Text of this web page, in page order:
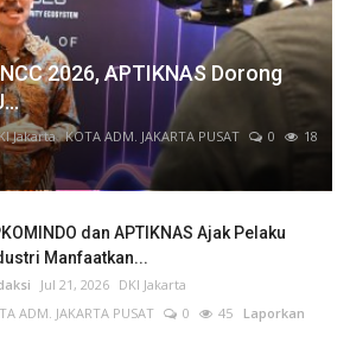
2026, APTIKNAS Dorong
Jakarta KOTA ADM. JAKARTA PUSAT 0
18
dan APTIKNAS Ajak Pelaku
Manfaatkan...
Jul 21, 2026 DKI Jakarta
ADM. JAKARTA PUSAT
0 45 Laporkan